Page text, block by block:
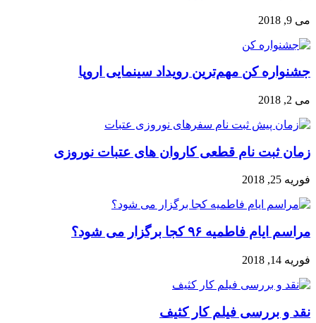
می 9, 2018
جشنواره کن مهم‌ترین رویداد سینمایی اروپا
می 2, 2018
زمان ثبت نام قطعی کاروان های عتبات نوروزی
فوریه 25, 2018
مراسم ایام فاطمیه ۹۶ کجا برگزار می شود؟
فوریه 14, 2018
نقد و بررسی فیلم کار کثیف